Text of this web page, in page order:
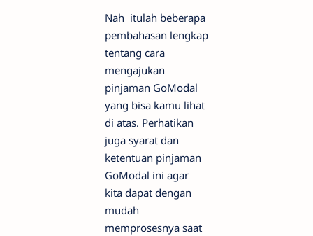
Nah itulah beberapa
pembahasan lengkap
tentang cara
mengajukan
pinjaman GoModal
yang bisa kamu lihat
di atas. Perhatikan
juga syarat dan
ketentuan pinjaman
GoModal ini agar
kita dapat dengan
mudah
memprosesnya saat